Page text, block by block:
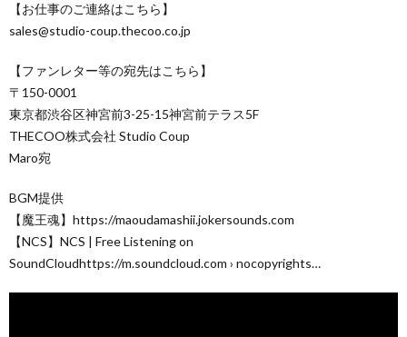
【お仕事のご連絡はこちら】
sales@studio-coup.thecoo.co.jp
【ファンレター等の宛先はこちら】
〒150-0001
東京都渋谷区神宮前3-25-15神宮前テラス5F
THECOO株式会社 Studio Coup
Maro宛
BGM提供
【魔王魂】https://maoudamashii.jokersounds.com
【NCS】NCS | Free Listening on
SoundCloudhttps://m.soundcloud.com › nocopyrights…